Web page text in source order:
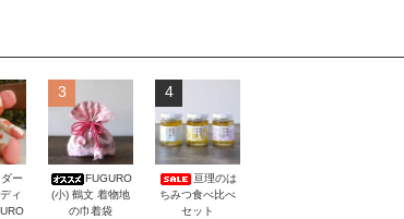
ー
ィ
3
FUGURO
(小) 鶴文 着物地
の巾着袋
4
亘理のは
ちみつ食べ比べ
セット